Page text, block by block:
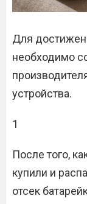
Для
необходимо
устройства.
1
После того,
купили и
отсек